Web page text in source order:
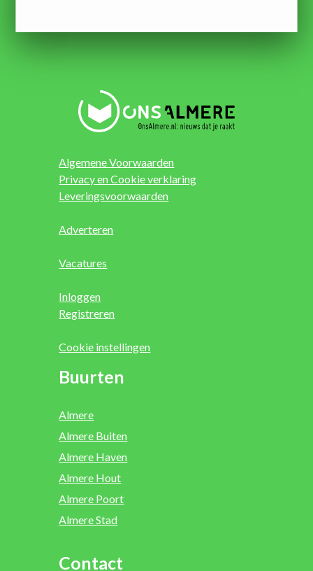
Algemene Voorwaarden
Privacy en Cookie verklaring
Leveringsvoorwaarden
Adverteren
Vacatures
Inloggen
Registreren
Cookie instellingen
Buurten
Almere
Almere Buiten
Almere Haven
Almere Hout
Almere Poort
Almere Stad
Contact